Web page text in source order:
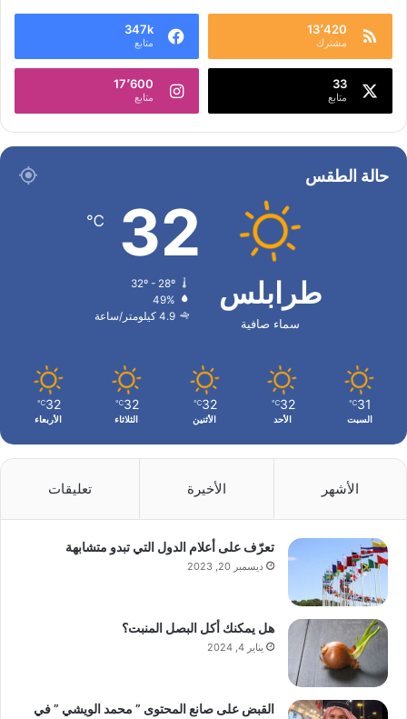
13٬420
مشترك
347k
متابع
33
متابع
17٬600
متابع
حالة الطقس
طرابلس
سماء صافية
32
℃
32º - 28º
49%
4.9 كيلومتر/ساعة
31
℃
السبت
32
℃
الأحد
32
℃
الأثنين
32
℃
الثلاثاء
32
℃
الأربعاء
الأشهر الأخيرة تعليقات
تعرّف على أعلام الدول التي تبدو متشابهة
ديسمبر 20, 2023
هل يمكنك أكل البصل المنبت؟
يناير 4, 2024
القبض على صانع المحتوى ” محمد الويشي ” في